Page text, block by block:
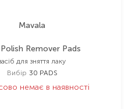
Mavala
Remover Pads
для зняття лаку
Вибір 30 PADS
немає в наявності